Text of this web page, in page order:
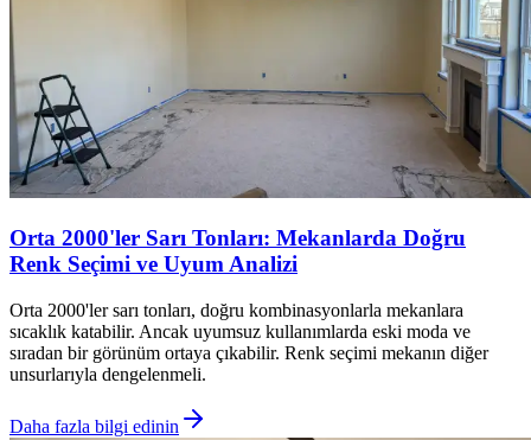
Orta 2000'ler Sarı Tonları: Mekanlarda Doğru
Renk Seçimi ve Uyum Analizi
Orta 2000'ler sarı tonları, doğru kombinasyonlarla mekanlara
sıcaklık katabilir. Ancak uyumsuz kullanımlarda eski moda ve
sıradan bir görünüm ortaya çıkabilir. Renk seçimi mekanın diğer
unsurlarıyla dengelenmeli.
Daha fazla bilgi edinin